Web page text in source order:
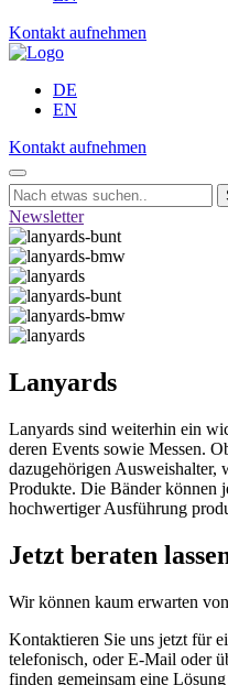
Kontakt aufnehmen
DE
EN
Kontakt aufnehmen
Newsletter
Lanyards
Lanyards sind weiterhin ein
deren Events sowie Messen.
dazugehörigen Ausweishalter,
Produkte. Die Bänder können
hochwertiger Ausführung
Jetzt beraten
Wir können kaum erwarten
Kontaktieren Sie uns jetzt für
telefonisch, oder E-Mail oder
finden gemeinsam eine